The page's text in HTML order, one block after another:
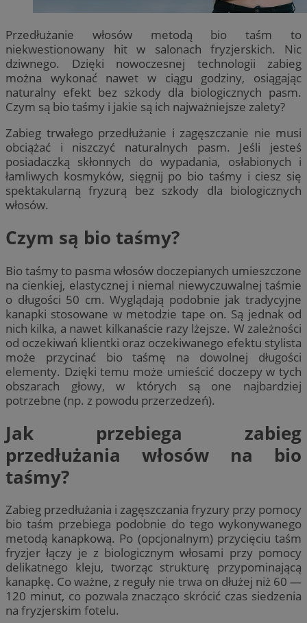
Przedłużanie włosów metodą bio taśm to
niekwestionowany hit w salonach fryzjerskich. Nic
dziwnego. Dzięki nowoczesnej technologii zabieg
można wykonać nawet w ciągu godziny, osiągając
naturalny efekt bez szkody dla biologicznych pasm.
Czym są bio taśmy i jakie są ich najważniejsze zalety?
Zabieg trwałego przedłużanie i zagęszczanie nie musi
obciążać i niszczyć naturalnych pasm. Jeśli jesteś
posiadaczką skłonnych do wypadania, osłabionych i
łamliwych kosmyków, sięgnij po bio taśmy i ciesz się
spektakularną fryzurą bez szkody dla biologicznych
włosów.
Czym są bio taśmy?
Bio taśmy to pasma włosów doczepianych umieszczone
na cienkiej, elastycznej i niemal niewyczuwalnej taśmie
o długości 50 cm. Wyglądają podobnie jak tradycyjne
kanapki stosowane w metodzie tape on. Są jednak od
nich kilka, a nawet kilkanaście razy lżejsze. W zależności
od oczekiwań klientki oraz oczekiwanego efektu stylista
może przycinać bio taśmę na dowolnej długości
elementy. Dzięki temu może umieścić doczepy w tych
obszarach głowy, w których są one najbardziej
potrzebne (np. z powodu przerzedzeń).
Jak przebiega zabieg
przedłużania włosów na bio
taśmy?
Zabieg przedłużania i zagęszczania fryzury przy pomocy
bio taśm przebiega podobnie do tego wykonywanego
metodą kanapkową. Po (opcjonalnym) przycięciu taśm
fryzjer łączy je z biologicznym włosami przy pomocy
delikatnego kleju, tworząc strukturę przypominającą
kanapkę. Co ważne, z reguły nie trwa on dłużej niż 60 —
120 minut, co pozwala znacząco skrócić czas siedzenia
na fryzjerskim fotelu.